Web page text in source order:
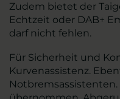
Zudem bietet der
Echtzeit oder DAB+
darf nicht fehlen.
Für Sicherheit und
Kurvenassistenz.